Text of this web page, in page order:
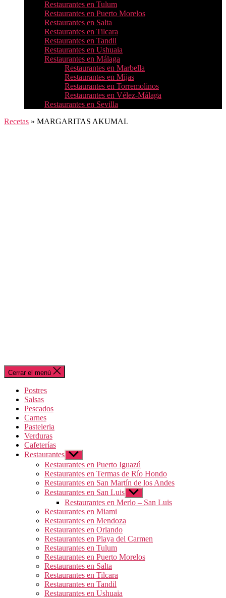
Restaurantes en Tulum
Restaurantes en Puerto Morelos
Restaurantes en Salta
Restaurantes en Tilcara
Restaurantes en Tandil
Restaurantes en Ushuaia
Restaurantes en Málaga
Restaurantes en Marbella
Restaurantes en Mijas
Restaurantes en Torremolinos
Restaurantes en Vélez-Málaga
Restaurantes en Sevilla
Recetas » MARGARITAS AKUMAL
Cerrar el menú
Postres
Salsas
Pescados
Carnes
Pasteleria
Verduras
Cafeterías
Restaurantes Mostrar
el
submenú
Restaurantes en Puerto Iguazú
Restaurantes en Termas de Río Hondo
Restaurantes en San Martín de los Andes
Restaurantes en San Luis Mostrar
el
submenú
Restaurantes en Merlo – San Luis
Restaurantes en Miami
Restaurantes en Mendoza
Restaurantes en Orlando
Restaurantes en Playa del Carmen
Restaurantes en Tulum
Restaurantes en Puerto Morelos
Restaurantes en Salta
Restaurantes en Tilcara
Restaurantes en Tandil
Restaurantes en Ushuaia